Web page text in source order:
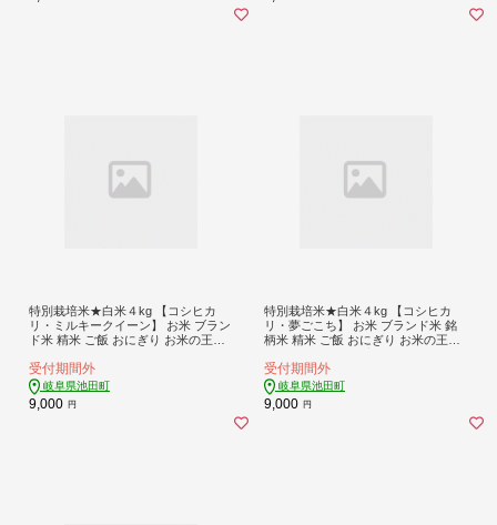
特別栽培米★白米４kg 【コシヒカ
リ・ミルキークイーン】 お米 ブラン
ド米 精米 ご飯 おにぎり お米の王様
受付期間外
岐阜県池田町
9,000 円
特別栽培米★白米４kg 【コシヒカ
リ・夢ごこち】 お米 ブランド米 銘
柄米 精米 ご飯 おにぎり お米の王様
受付期間外
岐阜県池田町
9,000 円